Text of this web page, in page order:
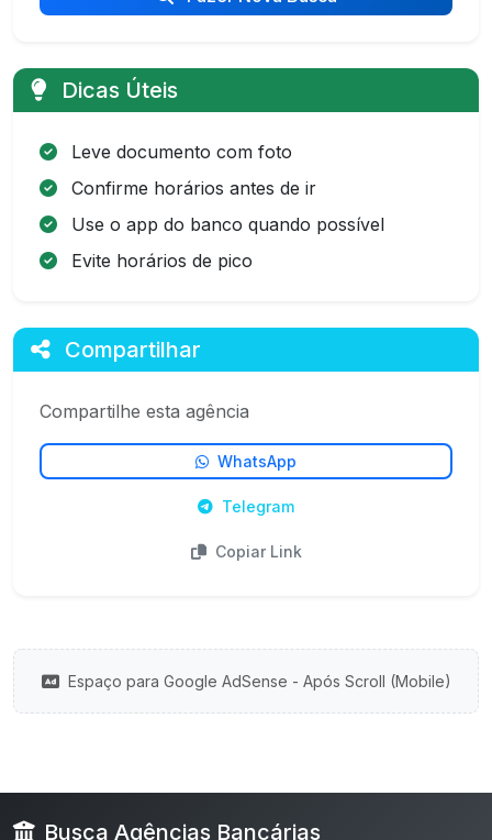
Dicas Úteis
Leve documento com foto
Confirme horários antes de ir
Use o app do banco quando possível
Evite horários de pico
Compartilhar
Compartilhe esta agência
WhatsApp
Telegram
Copiar Link
Espaço para Google AdSense - Após Scroll (Mobile)
Busca Agências Bancárias